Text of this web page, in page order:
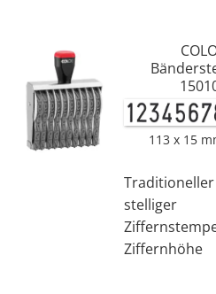
113 x 15
Traditioneller
stelliger
Ziffernhöhe